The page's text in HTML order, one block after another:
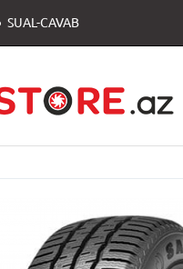
SUAL-CAVAB